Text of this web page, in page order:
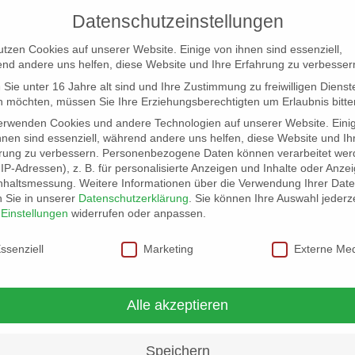
LOCATION SCOUT ELB-LOCATION: PANORAMA
Datenschutzeinstellungen
Cookies auf unserer Website. Einige von ihnen sind essenziell,
andere uns helfen, diese Website und Ihre Erfahrung zu
Sie unter 16 Jahre alt sind und Ihre Zustimmung zu freiwilligen
möchten, müssen Sie Ihre Erziehungsberechtigten um Erlaubnis
Cookies und andere Technologien auf unserer Website.
sind essenziell, während andere uns helfen, diese Website und
zu verbessern.
Personenbezogene Daten können verarbeitet
Adressen), z. B. für personalisierte Anzeigen und Inhalte oder
Weitere Informationen über die Verwendung Ihrer
Sie in unserer Datenschutzerklärung
Sie können Ihre Auswahl
Einstellungen widerrufen oder anpassen.
Marketing Externe
Alle akzeptieren
Speichern